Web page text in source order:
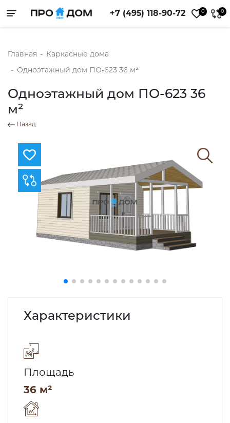
Toggle navigation +7 (495) 118-90-72 0 0
Главная - Каркасные дома
- Одноэтажный дом ПО-623 36 м²
Одноэтажный дом ПО-623 36
м²
Назад
Характеристики
Площадь
36 м²